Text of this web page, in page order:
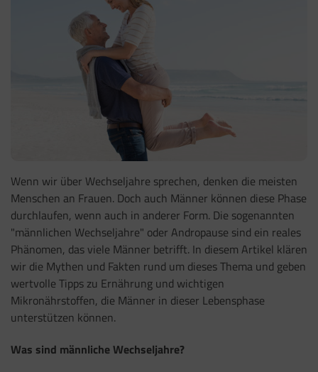
Wenn wir über Wechseljahre sprechen, denken die meisten
Menschen an Frauen. Doch auch Männer können diese Phase
durchlaufen, wenn auch in anderer Form. Die sogenannten
"männlichen Wechseljahre" oder Andropause sind ein reales
Phänomen, das viele Männer betrifft. In diesem Artikel klären
wir die Mythen und Fakten rund um dieses Thema und geben
wertvolle Tipps zu Ernährung und wichtigen
Mikronährstoffen, die Männer in dieser Lebensphase
unterstützen können.
Was sind männliche Wechseljahre?